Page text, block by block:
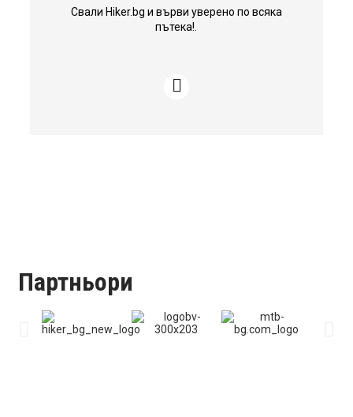
Свали Hiker.bg и върви уверено по всяка
пътека!.
Партньори